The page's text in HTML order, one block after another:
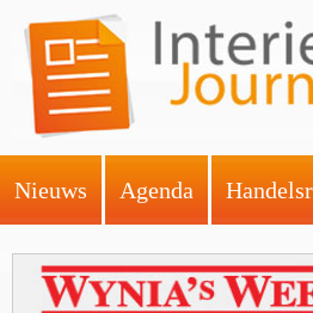
Nieuws Agenda